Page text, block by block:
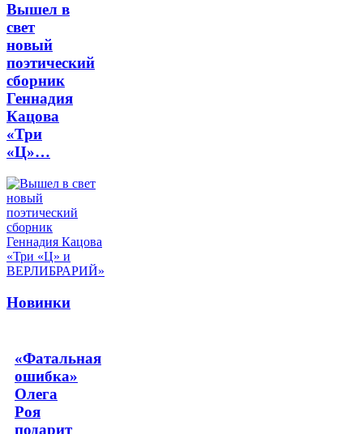
Вышел в
свет
новый
поэтический
сборник
Геннадия
Кацова
«Три
«Ц»…
Новинки
«Фатальная
ошибка»
Олега
Роя
подарит